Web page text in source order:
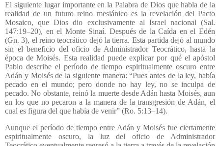
El siguiente lugar importante en la Palabra de Dios que habla de la
realidad de un futuro reino mesiánico es la revelación del Pacto
Mosaico, que Dios dio exclusivamente al Israel nacional (Sal.
147:19–20), en el Monte Sinaí. Después de la Caída en el Edén
(Gn. 3), el reino teocrático dejó la tierra. Esta partida dejó al mundo
sin el beneficio del oficio de Administrador Teocrático, hasta la
época de Moisés. Esta realidad puede explicar por qué el apóstol
Pablo describe el período de tiempo espiritualmente oscuro entre
Adán y Moisés de la siguiente manera: “Pues antes de la ley, había
pecado en el mundo; pero donde no hay ley, no se inculpa de
pecado. No obstante, reinó la muerte desde Adán hasta Moisés, aun
en los que no pecaron a la manera de la transgresión de Adán, el
cual es figura del que había de venir” (Ro. 5:13–14).
Aunque el período de tiempo entre Adán y Moisés fue ciertamente
espiritualmente oscuro, la luz del oficio de Administrador